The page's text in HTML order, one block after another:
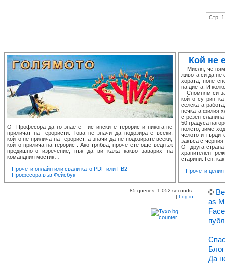
Стр. 1
От Професора да го знаете - истинските терористи никога не
приличат на терористи. Това не значи да подозирате всеки,
който не прилича на терорист, а значи да не подозирате всеки,
който прилича на терорист. Ако трябва, прочетете още веднъж
предишното изречение, пък да ви кажа какво заварих на
командния мостик…
Прочети онлайн или свали като PDF или FB2
Професора във Фейсбук
Кой не
Мисля, че
живота си да не
хората, поне
на диета. И
Спомням си за
който сутрин
селската
печката филия
с резен
50 градуса
полето, зиме
челото и
закъса с
От друга
хранителен
старини. Ген,
Прочети
85 queries. 1.052 seconds.
Log in
©
as
Да